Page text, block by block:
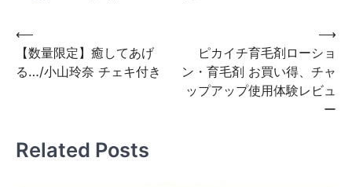
投
稿
ナ
ー
⟵
【数量限定】癒してあげ
る…/小山玲奈 チェキ付き
ピカイチ育毛剤ローショ
ン・育毛剤 お買い得、チャ
ップアップ使用体験レビュ
ー
⟶
Related Posts